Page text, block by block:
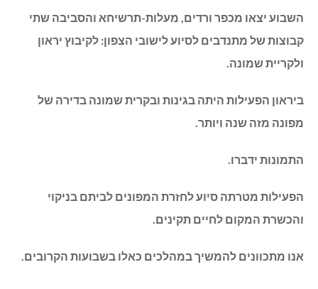
השבוע יצאו מכפר ורדים, מעלות-תרשיחא והסביבה שתי
קבוצות של מתנדבים לסיוע לישובי הצפון: לקיבוץ יראון
ולקריית שמונה.
ביראון הפעילות היתה בגינות ובקרית שמונה בדירה של
מפונה מזה שנה ויותר.
התמונות ידברו.
הפעילות מטרתה סיוע לחזרת המפונים לביתם בניקוי
והכשרת המקום לחיים תקינים.
אנו מתכוונים להמשיך במהלכים כאלו בשבועות הקרובים.